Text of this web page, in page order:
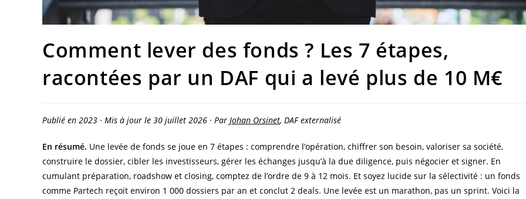
Comment lever des fonds ? Les 7 étapes,
racontées par un DAF qui a levé plus de 10 M€
Publié en 2023 · Mis à jour le 30 juillet 2026 · Par Johan Orsinet, DAF externalisé
En résumé. Une levée de fonds se joue en 7 étapes : comprendre l’opération, chiffrer son besoin, valoriser sa société,
construire le dossier, cibler les investisseurs, gérer les échanges jusqu’à la due diligence, puis négocier et signer. En
cumulant préparation, roadshow et closing, comptez de l’ordre de 9 à 12 mois. Et soyez lucide sur la sélectivité : un fonds
comme Partech reçoit environ 1 000 dossiers par an et conclut 2 deals. Une levée est un marathon, pas un sprint. Voici la